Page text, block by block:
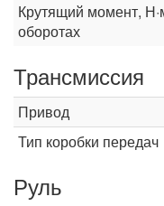
Крутящий момент,
оборотах
Трансмиссия
Привод
Тип коробки передач
Руль